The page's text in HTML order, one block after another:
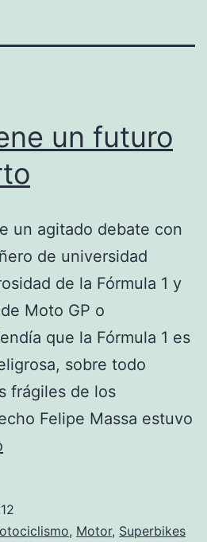
un futuro
un agitado debate con
de universidad
de la Fórmula 1 y
Moto GP o
que la Fórmula 1 es
sobre todo
frágiles de los
Felipe Massa estuvo
futuro
, Motor, Superbikes